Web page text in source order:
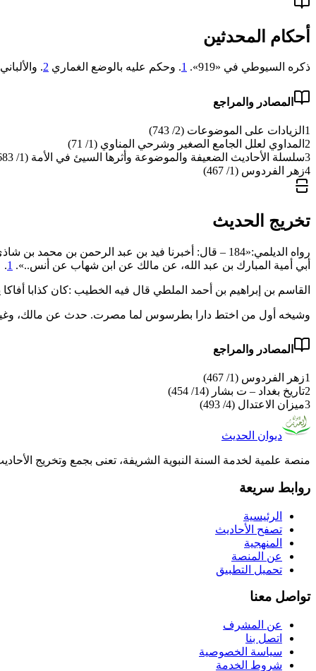
أحكام المحدثين
ذكره السيوطي في «919». 1. وحكم عليه بالوضع الغماري 2
.
المصادر والمراجع
1 الزيادات على الموضوعات (2/ 743)
2 المداوي لعلل الجامع الصغير وشرحي المناوي (1/ 71)
3سلسلة الأحاديث الضعيفة والموضوعة وأثرها السيئ في الأمة (1/ 683)
4زهر الفردوس (1/ 467)
تخريج الحديث
رواه الديلمي:«184 – قال: أخبرنا فيد بن عبد
أبي أمية المبارك بن عبد الله، عن مالك عن ابن شهاب عن أنس..». 1
.
القاسم بن إبراهيم بن أحمد الملطي قال فيه الخطيب :كان ‌كذابا
وشيخه أول من ‌اختط ‌دارا ‌بطرسوس لما مصرت. حدث عن مالك،
المصادر والمراجع
1زهر الفردوس (1/ 467)
2تاريخ بغداد – ت بشار (14/ 454)
3ميزان الاعتدال (4/ 493)
ديوان الحديث
منصة علمية لخدمة السنة النبوية الشريفة، تعنى بجمع وتخريج
روابط سريعة
الرئيسية
تصفح الأحاديث
المنهجية
عن المنصة
تحميل التطبيق
تواصل معنا
عن المشرف
اتصل بنا
سياسة الخصوصية
شروط الخدمة